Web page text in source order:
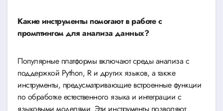
Какие инструменты помогают в работе с
промптингом для анализа данных?
Популярные платформы включают среды анализа с
поддержкой Python, R и других языков, а также
инструменты, предусматривающие встроенные функции
по обработке естественного языка и интеграции с